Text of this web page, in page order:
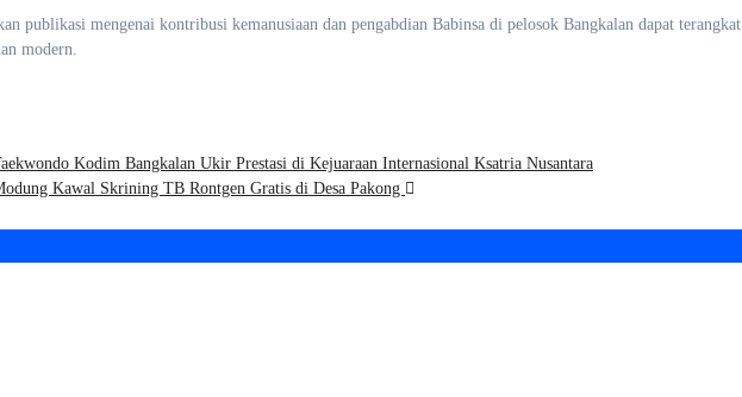
publikasi mengenai kontribusi kemanusiaan dan pengabdian Babinsa di pelosok Bangkalan dapat terangkat
modern.
Kodim Bangkalan Ukir Prestasi di Kejuaraan Internasional Ksatria Nusantara
Kawal Skrining TB Rontgen Gratis di Desa Pakong